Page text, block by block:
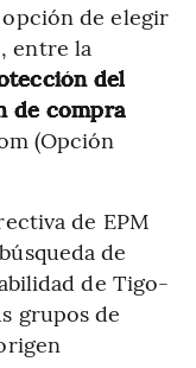
de elegir
entre la
del
de compra
(Opción
de EPM
de
de Tigo-
grupos de